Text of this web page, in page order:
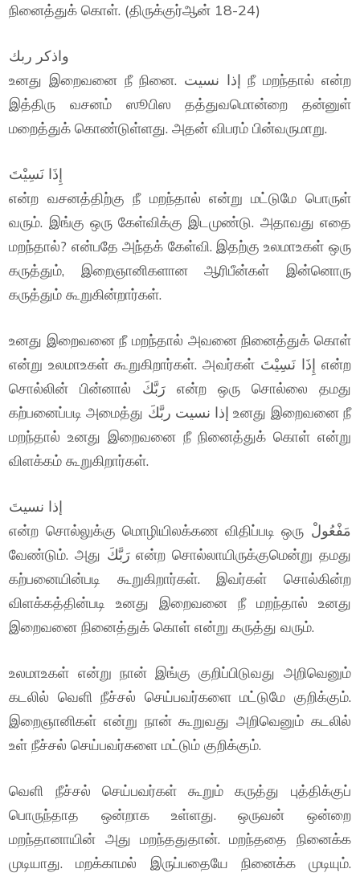
நினைத்துக் கொள். (திருக்குர்ஆன் 18-24)
واذكر ربك
உனது இறைவனை நீ நினை. إذا نسيت நீ மறந்தால் என்ற
இத்திரு வசனம் ஸூபிஸ தத்துவமொன்றை தன்னுள்
மறைத்துக் கொண்டுள்ளது. அதன் விபரம் பின்வருமாறு.
إِذَا نَسِيْتَ
என்ற வசனத்திற்கு நீ மறந்தால் என்று மட்டுமே பொருள்
வரும். இங்கு ஒரு கேள்விக்கு இடமுண்டு. அதாவது எதை
மறந்தால்? என்பதே அந்தக் கேள்வி. இதற்கு உலமாஉகள் ஒரு
கருத்தும், இறைஞானிகளான ஆரிபீன்கள் இன்னொரு
கருத்தும் கூறுகின்றார்கள்.
உனது இறைவனை நீ மறந்தால் அவனை நினைத்துக் கொள்
என்று உலமாஉகள் கூறுகிறார்கள். அவர்கள் إِذَا نَسِيْتَ என்ற
சொல்லின் பின்னால் رَبَّكَ என்ற ஒரு சொல்லை தமது
கற்பனைப்படி அமைத்து إذا نسيت ربَّكَ உனது இறைவனை நீ
மறந்தால் உனது இறைவனை நீ நினைத்துக் கொள் என்று
விளக்கம் கூறுகிறார்கள்.
إذا نسيتَ
என்ற சொல்லுக்கு மொழியிலக்கண விதிப்படி ஒரு مَفْعُولْ
வேண்டும். அது رَبَّكَ என்ற சொல்லாயிருக்குமென்று தமது
கற்பனையின்படி கூறுகிறார்கள். இவர்கள் சொல்கின்ற
விளக்கத்தின்படி உனது இறைவனை நீ மறந்தால் உனது
இறைவனை நினைத்துக் கொள் என்று கருத்து வரும்.
உலமாஉகள் என்று நான் இங்கு குறிப்பிடுவது அறிவெனும்
கடலில் வெளி நீச்சல் செய்பவர்களை மட்டுமே குறிக்கும்.
இறைஞானிகள் என்று நான் கூறுவது அறிவெனும் கடலில்
உள் நீச்சல் செய்பவர்களை மட்டும் குறிக்கும்.
வெளி நீச்சல் செய்பவர்கள் கூறும் கருத்து புத்திக்குப்
பொருந்தாத ஒன்றாக உள்ளது. ஒருவன் ஒன்றை
மறந்தானாயின் அது மறந்ததுதான். மறந்ததை நினைக்க
முடியாது. மறக்காமல் இருப்பதையே நினைக்க முடியும்.